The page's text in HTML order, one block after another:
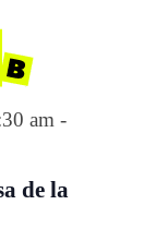
de la
am -